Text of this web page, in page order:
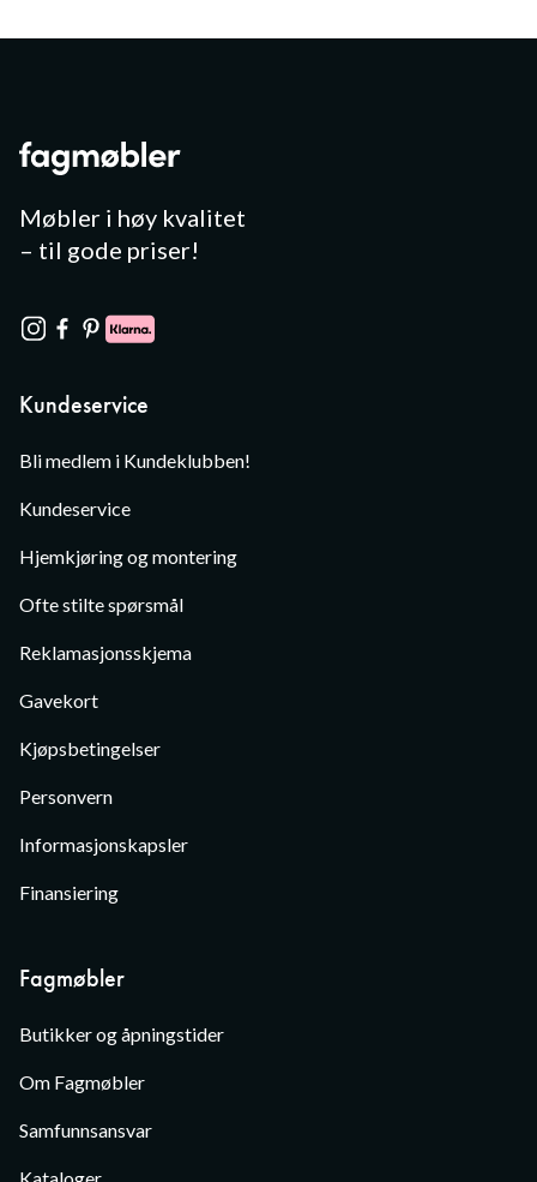
Møbler i høy kvalitet
– til gode priser!
Kundeservice
Bli medlem i Kundeklubben!
Kundeservice
Hjemkjøring og montering
Ofte stilte spørsmål
Reklamasjonsskjema
Gavekort
Kjøpsbetingelser
Personvern
Informasjonskapsler
Finansiering
Fagmøbler
Butikker og åpningstider
Om Fagmøbler
Samfunnsansvar